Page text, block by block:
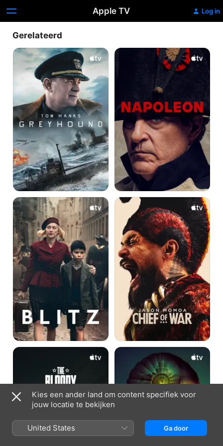
Apple TV Log in
Gerelateerd
Greyhound Napoleon
Blitz
Chief
The
Silo
Kies een ander land om content specifiek voor
jouw locatie te bekijken
United States Ga door